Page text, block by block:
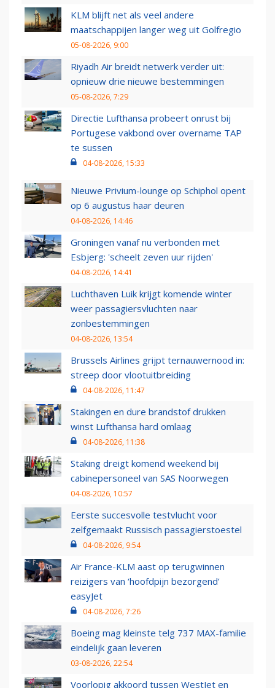
KLM blijft net als veel andere
maatschappijen langer weg uit Golfregio
05-08-2026, 9:00
Riyadh Air breidt netwerk verder uit:
opnieuw drie nieuwe bestemmingen
05-08-2026, 7:29
Directie Lufthansa probeert onrust bij
Portugese vakbond over overname TAP
te sussen
04-08-2026, 15:33
Nieuwe Privium-lounge op Schiphol opent
op 6 augustus haar deuren
04-08-2026, 14:46
Groningen vanaf nu verbonden met
Esbjerg: 'scheelt zeven uur rijden'
04-08-2026, 14:41
Luchthaven Luik krijgt komende winter
weer passagiersvluchten naar
zonbestemmingen
04-08-2026, 13:54
Brussels Airlines grijpt ternauwernood in:
streep door vlootuitbreiding
04-08-2026, 11:47
Stakingen en dure brandstof drukken
winst Lufthansa hard omlaag
04-08-2026, 11:38
Staking dreigt komend weekend bij
cabinepersoneel van SAS Noorwegen
04-08-2026, 10:57
Eerste succesvolle testvlucht voor
zelfgemaakt Russisch passagierstoestel
04-08-2026, 9:54
Air France-KLM aast op terugwinnen
reizigers van ‘hoofdpijn bezorgend’
easyJet
04-08-2026, 7:26
Boeing mag kleinste telg 737 MAX-familie
eindelijk gaan leveren
03-08-2026, 22:54
Voorlopig akkoord tussen WestJet en